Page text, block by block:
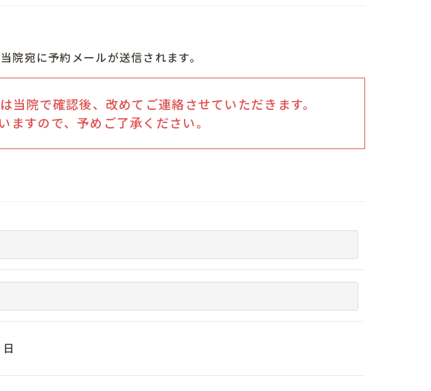
宛に予約メールが送信されます。
院で確認後、改めてご連絡させていただきます。
すので、予めご了承ください。
日